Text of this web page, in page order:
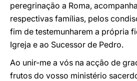
peregrinação a Roma,
respectivas famílias, pelos
fim de testemunharem a própria
Igreja e ao Sucessor de Pedro.
Ao unir-me a vós na acção de
frutos do vosso ministério